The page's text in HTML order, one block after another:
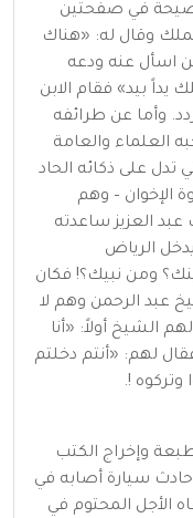
نصيحة في صفحتين
وقال له: «هناك
اسأل عنه ودعه
بيد» فقام الابن
وأما عن طرائفه
العلماء والعامة
تدل على ذكائه الحاد
الإخوان – وهم
العزيز ساعدته
الرياض
ومن نبيك؟! فكان
عبد الرحمن وهم لا
الشيخ أولاً: «أنا
لهم: «أنتم دخلتم
وتركوه !.
وإخراج الكتب
سيارة أصابه في
الأجل المحتوم في